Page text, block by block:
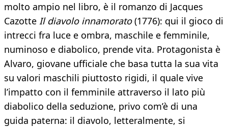
molto ampio nel libro, è il romanzo di Jacques
Cazotte Il diavolo innamorato(1776): qui il gioco di
intrecci fra luce e ombra, maschile e femminile,
numinoso e diabolico, prende vita. Protagonista è
Alvaro, giovane ufficiale che basa tutta la sua vita
su valori maschili piuttosto rigidi, il quale vive
l’impatto con il femminile attraverso il lato più
diabolico della seduzione, privo com’è di una
guida paterna: il diavolo, letteralmente, si